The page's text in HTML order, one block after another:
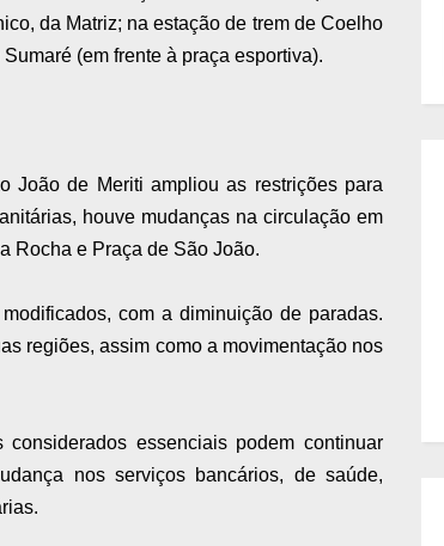
da Matriz; na estação de trem de Coelho
(em frente à praça esportiva).
João de Meriti ampliou as restrições para
houve mudanças na circulação em
Rocha e Praça de São João.
com a diminuição de paradas.
regiões, assim como a movimentação nos
essenciais podem continuar
nos serviços bancários, de saúde,